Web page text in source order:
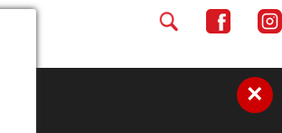
×